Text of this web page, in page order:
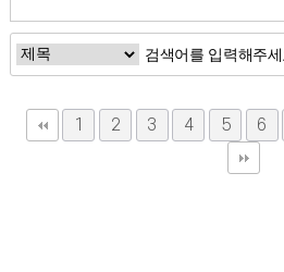
1 2 3 4 5 6